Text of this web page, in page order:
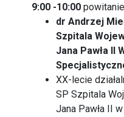
9:00 -10:00
dr Andrzej
Szpitala
Jana Pawła II
XX-lecie
SP Szpitala
Jana Pawła II